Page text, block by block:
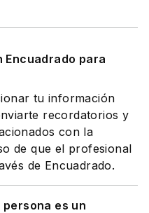
Encuadrado para
tu información
recordatorios y
con la
de que el profesional
de Encuadrado.
persona es un